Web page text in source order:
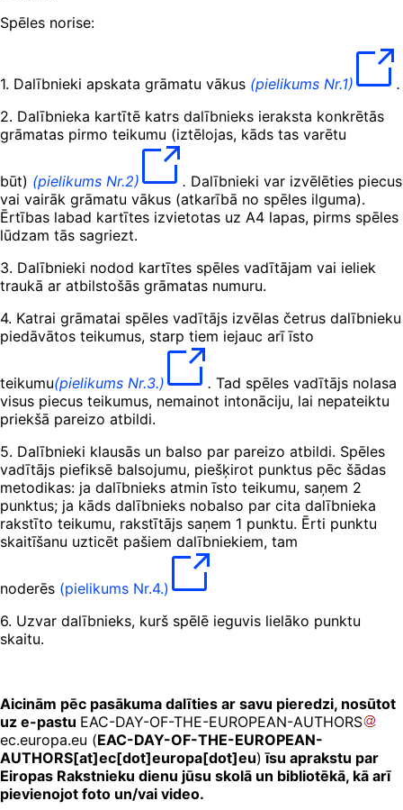
Spēles norise:
1. Dalībnieki apskata grāmatu vākus (pielikums Nr.1)
.
2. Dalībnieka kartītē katrs dalībnieks ieraksta konkrētās
grāmatas pirmo teikumu (iztēlojas, kāds tas varētu
būt) (pielikums Nr.2) . Dalībnieki var izvēlēties piecus
vai vairāk grāmatu vākus (atkarībā no spēles ilguma).
Ērtības labad kartītes izvietotas uz A4 lapas, pirms spēles
lūdzam tās sagriezt.
3. Dalībnieki nodod kartītes spēles vadītājam vai ieliek
traukā ar atbilstošās grāmatas numuru.
4. Katrai grāmatai spēles vadītājs izvēlas četrus dalībnieku
piedāvātos teikumus, starp tiem iejauc arī īsto
teikumu(pielikums Nr.3.) . Tad spēles vadītājs nolasa
visus piecus teikumus, nemainot intonāciju, lai nepateiktu
priekšā pareizo atbildi.
5. Dalībnieki klausās un balso par pareizo atbildi. Spēles
vadītājs piefiksē balsojumu, piešķirot punktus pēc šādas
metodikas: ja dalībnieks atmin īsto teikumu, saņem 2
punktus; ja kāds dalībnieks nobalso par cita dalībnieka
rakstīto teikumu, rakstītājs saņem 1 punktu. Ērti punktu
skaitīšanu uzticēt pašiem dalībniekiem, tam
noderēs (pielikums Nr.4.)
6. Uzvar dalībnieks, kurš spēlē ieguvis lielāko punktu
skaitu.
Aicinām pēc pasākuma dalīties ar savu pieredzi, nosūtot
uz e-pastu EAC-DAY-OF-THE-EUROPEAN-AUTHORS
ec.europa.eu (EAC-DAY-OF-THE-EUROPEAN-
AUTHORS[at]ec[dot]europa[dot]eu) īsu aprakstu par
Eiropas Rakstnieku dienu jūsu skolā un bibliotēkā, kā arī
pievienojot foto un/vai video.